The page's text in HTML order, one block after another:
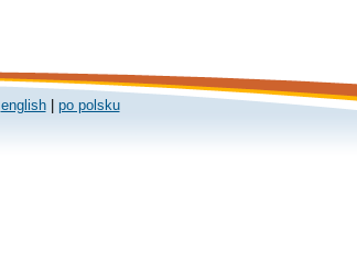
english| po polsku